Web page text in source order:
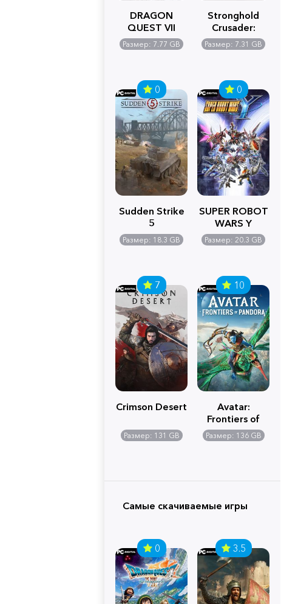
DRAGON
QUEST VII
Reimagined
Размер: 7.77 GB
Stronghold
Crusader:
Definitive
Edition
Размер: 7.31 GB
0
Sudden Strike
5
Размер: 18.3 GB
0
SUPER ROBOT
WARS Y
Размер: 20.3 GB
7
Crimson Desert
Размер: 131 GB
10
Avatar:
Frontiers of
Pandora
Размер: 136 GB
Самые скачиваемые игры
0 3.5